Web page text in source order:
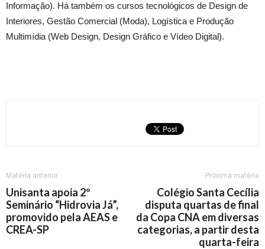
Informação). Há também os cursos tecnológicos de Design de
Interiores, Gestão Comercial (Moda), Logística e Produção
Multimídia (Web Design, Design Gráfico e Vídeo Digital).
Matéria anterior
Unisanta apoia 2º
Seminário “Hidrovia Já”,
promovido pela AEAS e
CREA-SP
Próxima matéria
Colégio Santa Cecília
disputa quartas de final
da Copa CNA em diversas
categorias, a partir desta
quarta-feira